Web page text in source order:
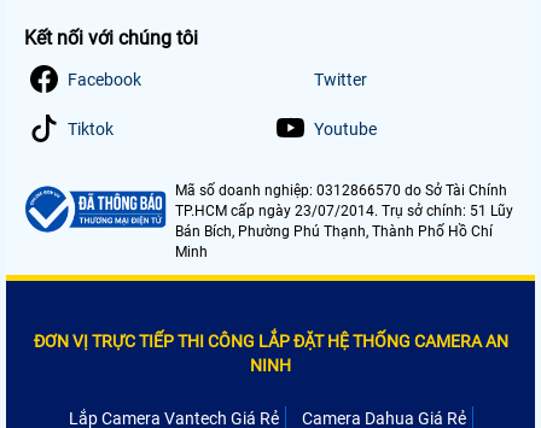
Kết nối với chúng tôi
Facebook Twitter
Tiktok Youtube
Mã số doanh nghiệp: 0312866570 do Sở Tài Chính
TP.HCM cấp ngày 23/07/2014. Trụ sở chính: 51 Lũy
Bán Bích, Phường Phú Thạnh, Thành Phố Hồ Chí
Minh
ĐƠN VỊ TRỰC TIẾP THI CÔNG LẮP ĐẶT HỆ THỐNG CAMERA AN
NINH
Lắp Camera Vantech Giá Rẻ Camera Dahua Giá Rẻ